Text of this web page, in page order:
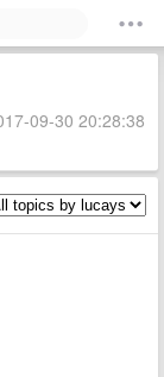
09-30 20:28:38